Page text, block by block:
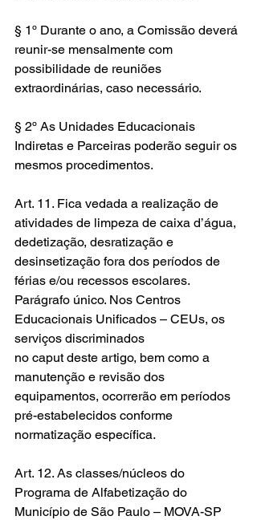
§ 1º Durante o ano, a Comissão deverá
reunir-se mensalmente com
possibilidade de reuniões
extraordinárias, caso necessário.
§ 2º As Unidades Educacionais
Indiretas e Parceiras poderão seguir os
mesmos procedimentos.
Art. 11. Fica vedada a realização de
atividades de limpeza de caixa d’água,
dedetização, desratização e
desinsetização fora dos períodos de
férias e/ou recessos escolares.
Parágrafo único. Nos Centros
Educacionais Unificados – CEUs, os
serviços discriminados
no caput deste artigo, bem como a
manutenção e revisão dos
equipamentos, ocorrerão em períodos
pré-estabelecidos conforme
normatização específica.
Art. 12. As classes/núcleos do
Programa de Alfabetização do
Município de São Paulo – MOVA-SP